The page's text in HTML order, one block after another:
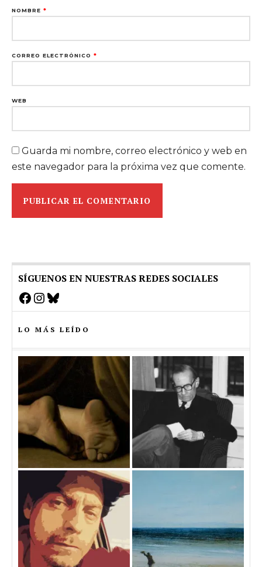
NOMBRE *
CORREO ELECTRÓNICO *
WEB
Guarda mi nombre, correo electrónico y web en
este navegador para la próxima vez que comente.
SÍGUENOS EN NUESTRAS REDES SOCIALES
Facebook
Instagram
Bluesky
LO MÁS LEÍDO